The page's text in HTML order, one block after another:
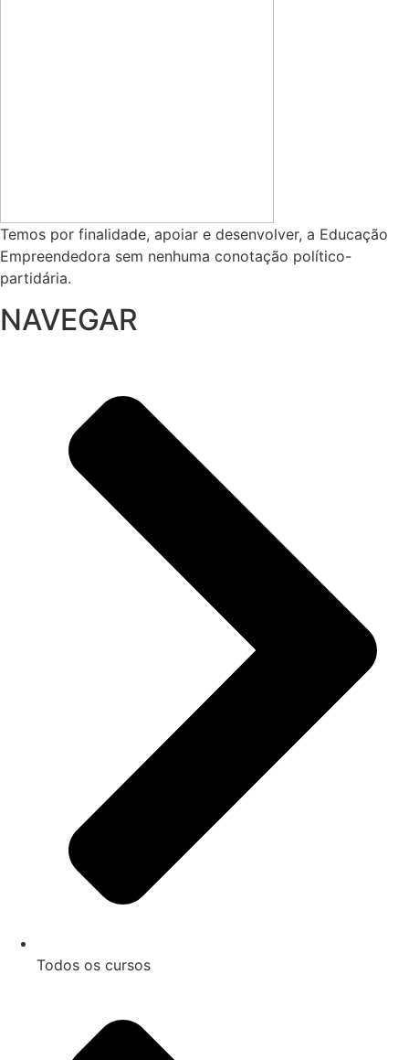
Temos por finalidade, apoiar e desenvolver, a Educação
Empreendedora sem nenhuma conotação político-
partidária.
NAVEGAR
Todos os cursos